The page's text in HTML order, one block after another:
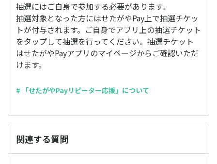
抽選にはご自身で参加する必要があります。
抽選対象となった方にはせたがやPay上で抽選チケッ
トが付与されます。ご自身でアプリ上の抽選チケット
をタップして抽選を行ってください。抽選チケット
はせたがやPayアプリのマイページからご確認いただ
けます。
# 「せたがやPayリピーター応援」について
関連する質問